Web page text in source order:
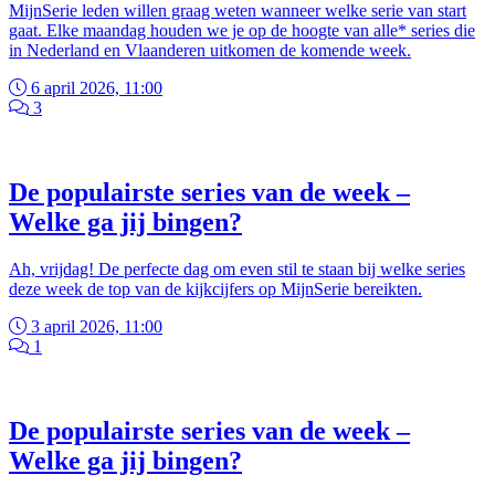
MijnSerie leden willen graag weten wanneer welke serie van start
gaat. Elke maandag houden we je op de hoogte van alle* series die
in Nederland en Vlaanderen uitkomen de komende week.
6 april 2026, 11:00
3
De populairste series van de week –
Welke ga jij bingen?
Ah, vrijdag! De perfecte dag om even stil te staan bij welke series
deze week de top van de kijkcijfers op MijnSerie bereikten.
3 april 2026, 11:00
1
De populairste series van de week –
Welke ga jij bingen?